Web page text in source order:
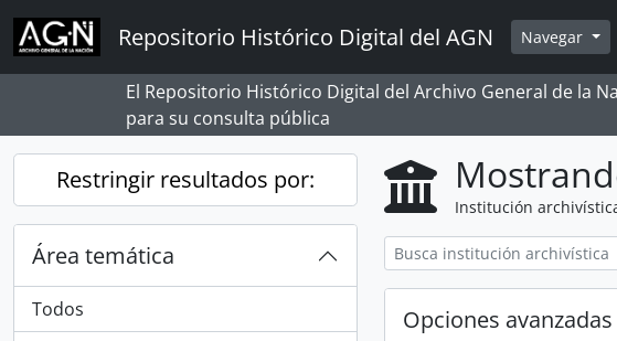
Skip to main content
Repositorio Histórico Digital del AGN Navegar
El Repositorio Histórico Digital del Archivo General de la
para su consulta pública
Restringir resultados por:
Área temática
Todos
Institución
Opciones